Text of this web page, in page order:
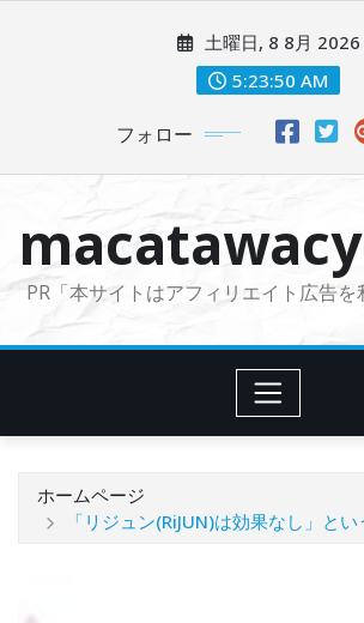
に
土曜日, 8 8月 2026
5:23:52 AM
フォロー
PR「本サイトはアフィリエイト広告を
ホームページ
「リジュン(RiJUN)は効果なし」と